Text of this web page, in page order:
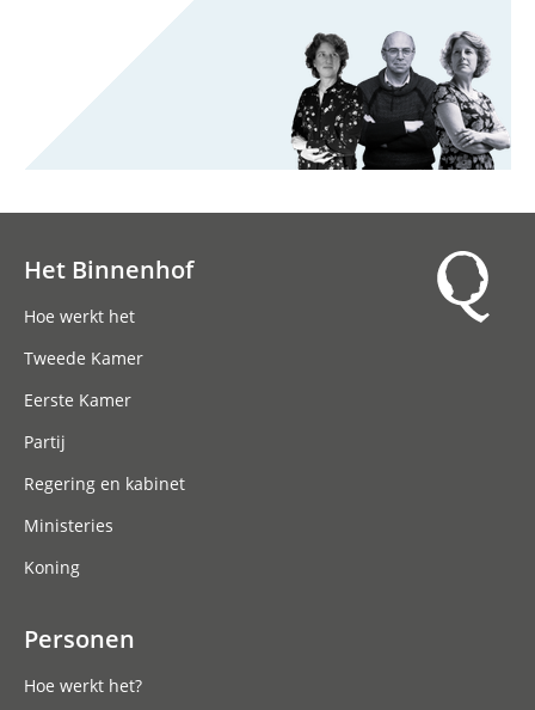
Het Binnenhof
Hoe werkt het
Tweede Kamer
Eerste Kamer
Partij
Regering en kabinet
Ministeries
Koning
Personen
Hoe werkt het?